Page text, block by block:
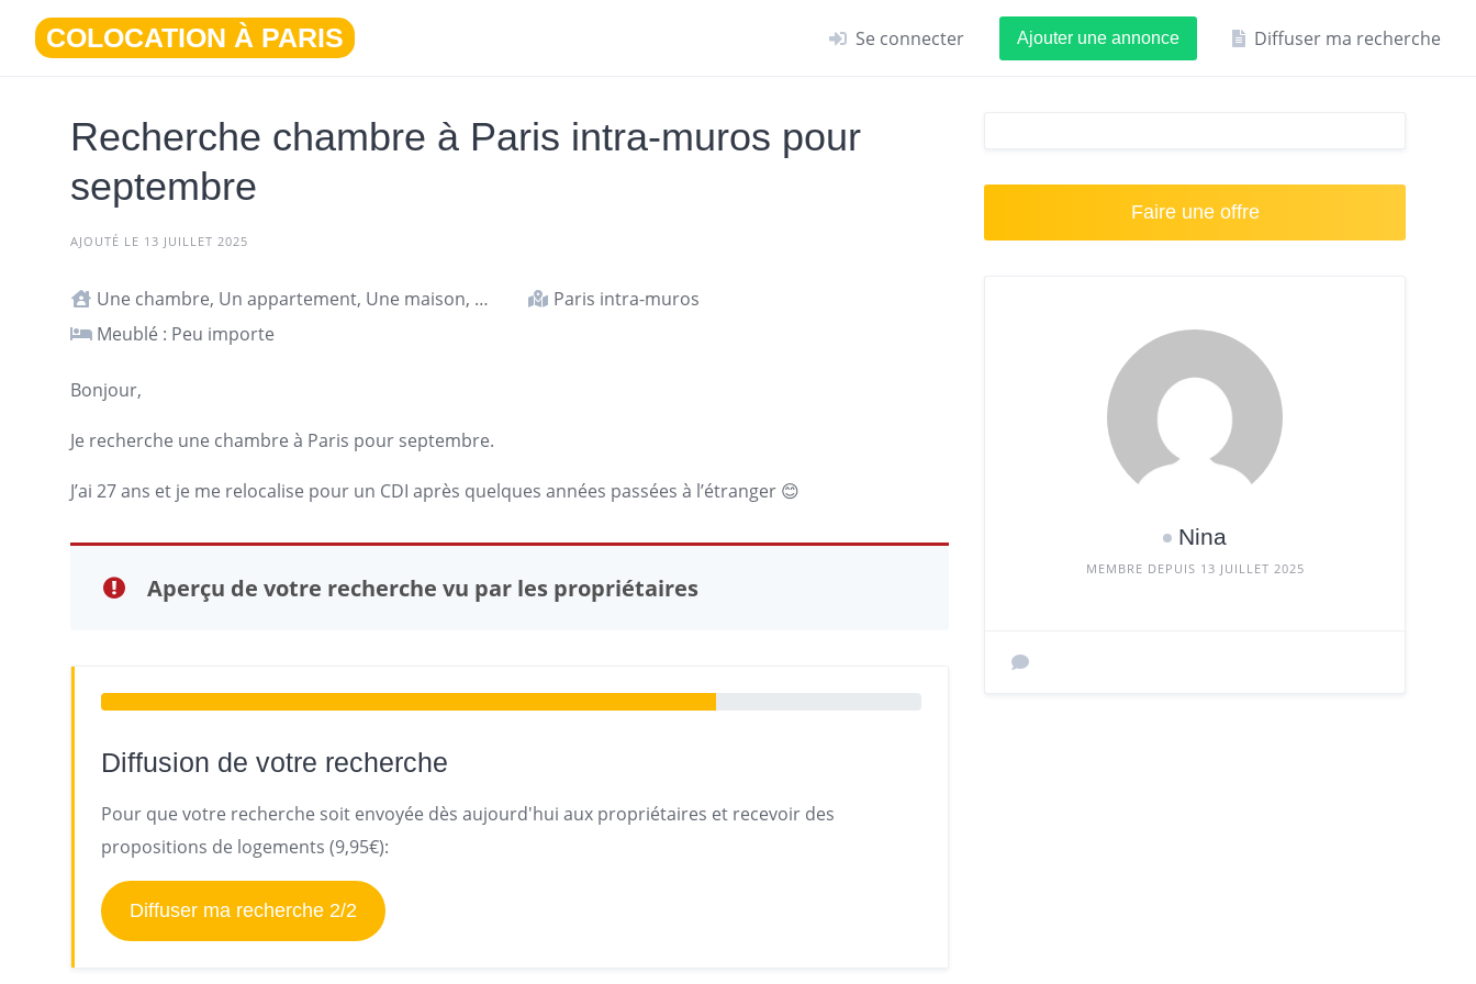
contenu
COLOCATION À PARIS Se connecter Ajouter une annonce Diffuser ma recherche
Recherche chambre à Paris intra-muros pour
septembre
AJOUTÉ LE 13 JUILLET 2025
Une chambre, Un appartement, Une maison, Studio ou T1
Paris intra-muros
Meublé : Peu importe
Bonjour,
Je recherche une chambre à Paris pour septembre.
J’ai 27 ans et je me relocalise pour un CDI après quelques années passées à l’étranger 😊
Aperçu de votre recherche vu par les propriétaires
Diffusion de votre recherche
Pour que votre recherche soit envoyée dès aujourd'hui aux propriétaires et recevoir des
propositions de logements (9,95€):
Diffuser ma recherche 2/2
Faire une offre
Nina
MEMBRE DEPUIS 13 JUILLET 2025